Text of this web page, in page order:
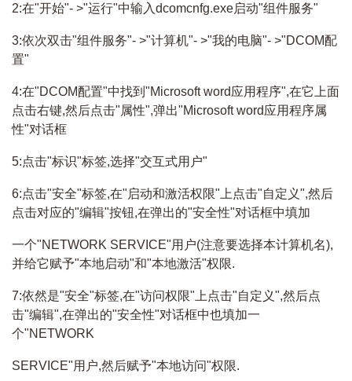
2:在"开始"- >"运行"中输入dcomcnfg.exe启动"组件服务"
3:依次双击"组件服务"- >"计算机"- >"我的电脑"- >"DCOM配
置"
4:在"DCOM配置"中找到"Microsoft word应用程序",在它上面
点击右键,然后点击"属性",弹出"Microsoft word应用程序属
性"对话框
5:点击"标识"标签,选择"交互式用户"
6:点击"安全"标签,在"启动和激活权限"上点击"自定义",然后
点击对应的"编辑"按钮,在弹出的"安全性"对话框中填加
一个"NETWORK SERVICE"用户(注意要选择本计算机名),
并给它赋予"本地启动"和"本地激活"权限.
7:依然是"安全"标签,在"访问权限"上点击"自定义",然后点
击"编辑",在弹出的"安全性"对话框中也填加一
个"NETWORK
SERVICE"用户,然后赋予"本地访问"权限.